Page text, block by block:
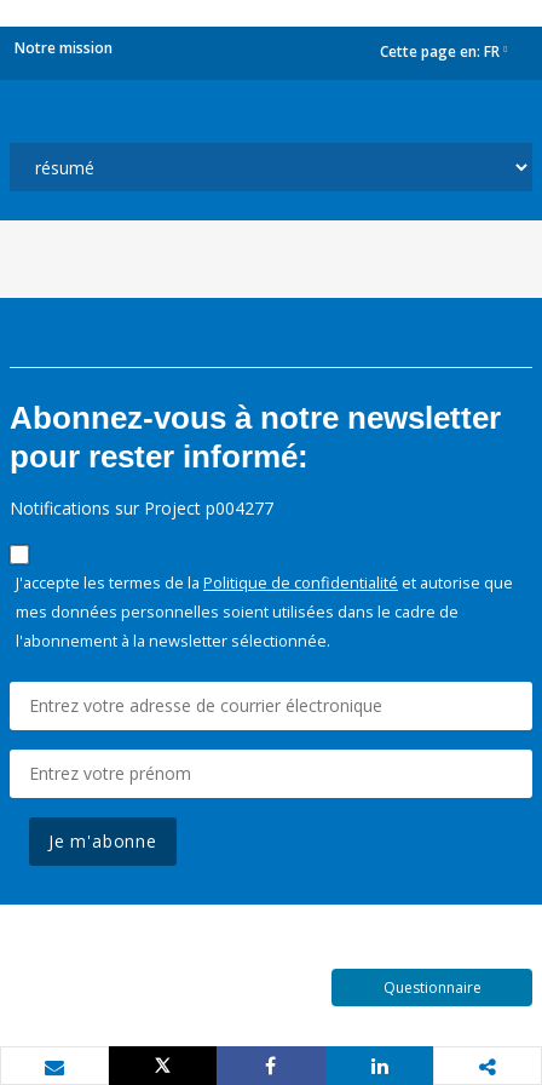
Notre mission Cette page en: FR
Abonnez-vous à notre newsletter
pour rester informé:
Notifications sur Project p004277
J'accepte les termes de la Politique de confidentialité et autorise que
mes données personnelles soient utilisées dans le cadre de
l'abonnement à la newsletter sélectionnée.
Je m'abonne
Questionnaire